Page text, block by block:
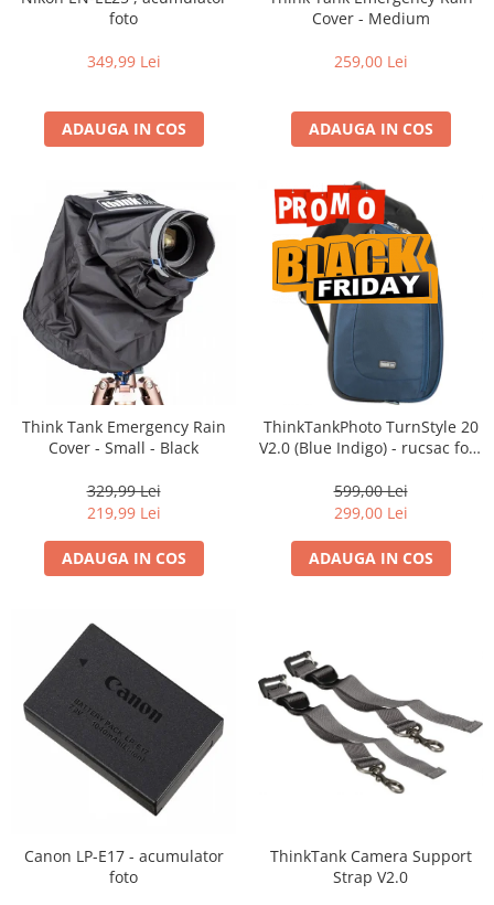
Accesorii diverse
foto
349,99 Lei
ADAUGA IN COS
Cover - Medium
259,00 Lei
ADAUGA IN COS
Think Tank Emergency Rain
Cover - Small - Black
329,99 Lei
219,99 Lei
ADAUGA IN COS
ThinkTankPhoto TurnStyle 20
V2.0 (Blue Indigo) - rucsac foto
599,00 Lei
299,00 Lei
ADAUGA IN COS
Canon LP-E17 - acumulator
foto
ThinkTank Camera Support
Strap V2.0